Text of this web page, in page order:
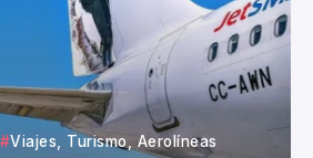
Viajes, Turismo, Aerolíneas